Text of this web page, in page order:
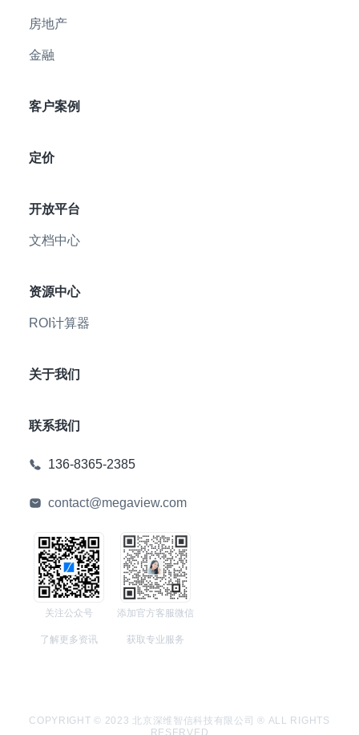
房地产
金融
客户案例
定价
开放平台
文档中心
资源中心
ROI计算器
关于我们
联系我们
136-8365-2385
contact@megaview.com
关注公众号
了解更多资讯
添加官方客服微信
获取专业服务
COPYRIGHT © 2023 北京深维智信科技有限公司 ® ALL RIGHTS
RESERVED